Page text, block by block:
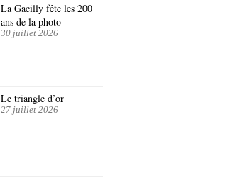
La Gacilly fête les 200
ans de la photo
30 juillet 2026
Le triangle d’or
27 juillet 2026